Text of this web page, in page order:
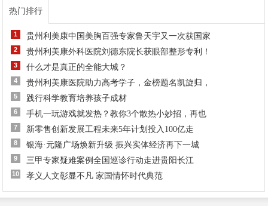
热门排行
1 贵州利美康中国美胸百强专家鲁天宇又一次获国家
2 贵州利美康外科医院刘德东院长获眼部整形专利！
3 什么才是真正的全能大城？
4 贵州利美康医院助力高考学子，金榜题名凯旋归，
5 践行科学教育培养孩子成材
6 手机一玩游戏就发热？教你3个散热小妙招，再也
7 新零售创新发展工程未来5年计划投入100亿走
8 银海·元隆广场焕新升级 振兴实体经济再下一城
9 三甲专家疑难案例全国巡诊行动走进贵阳长江
10 孝义人文彰显不凡 家国情怀时代典范